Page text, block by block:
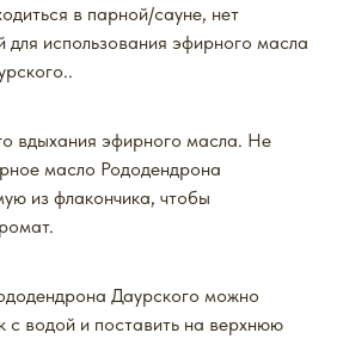
в парной/сауне, нет
для использования эфирного масла
вдыхания эфирного масла. Не
масло Рододендрона
из флакончика, чтобы
Даурского можно
с водой и поставить на верхнюю